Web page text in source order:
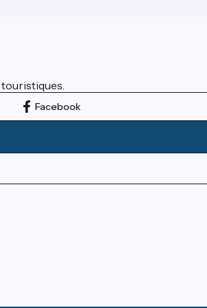
Facebook